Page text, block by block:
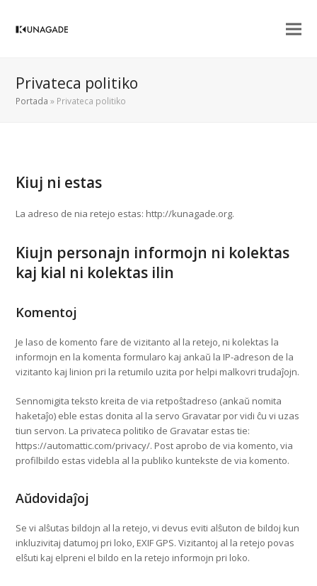
Privateca politiko
Portada » Privateca politiko
Kiuj ni estas
La adreso de nia retejo estas: http://kunagade.org.
Kiujn personajn informojn ni kolektas
kaj kial ni kolektas ilin
Komentoj
Je laso de komento fare de vizitanto al la retejo, ni kolektas la
informojn en la komenta formularo kaj ankaŭ la IP-adreson de la
vizitanto kaj linion pri la retumilo uzita por helpi malkovri trudaĵojn.
Sennomigita teksto kreita de via retpoŝtadreso (ankaŭ nomita
haketaĵo) eble estas donita al la servo Gravatar por vidi ĉu vi uzas
tiun servon. La privateca politiko de Gravatar estas tie:
https://automattic.com/privacy/. Post aprobo de via komento, via
profilbildo estas videbla al la publiko kuntekste de via komento.
Aŭdovidaĵoj
Se vi alŝutas bildojn al la retejo, vi devus eviti alŝuton de bildoj kun
inkluzivitaj datumoj pri loko, EXIF GPS. Vizitantoj al la retejo povas
elŝuti kaj elpreni el bildo en la retejo informojn pri loko.